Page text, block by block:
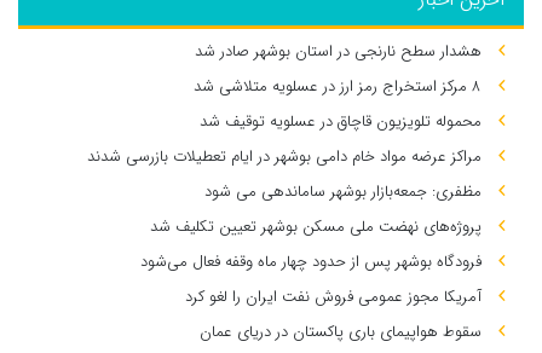
هشدار سطح نارنجی در استان بوشهر صادر شد
۸ مرکز استخراج رمز ارز در عسلویه متلاشی شد
محموله تلویزیون قاچاق در عسلویه توقیف شد
مراکز عرضه مواد خام دامی بوشهر در ایام تعطیلات بازرسی شدند
مظفری: جمعه‌بازار بوشهر ساماندهی می‌ شود
پروژه‌های نهضت ملی مسکن بوشهر تعیین تکلیف شد
فرودگاه بوشهر پس از حدود چهار ماه وقفه فعال می‌شود
آمریکا مجوز عمومی فروش نفت ایران را لغو کرد
سقوط هواپیمای باری پاکستان در دریای عمان